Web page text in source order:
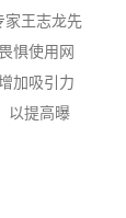
家王志龙先
惧使用网
加吸引力
以提高曝